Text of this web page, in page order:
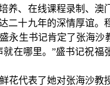
、在线课程录制、澳
二十九年的深情厚谊。
生书记肯定了张海沙
在哪里。”盛书记祝福
花代表了她对张海沙教